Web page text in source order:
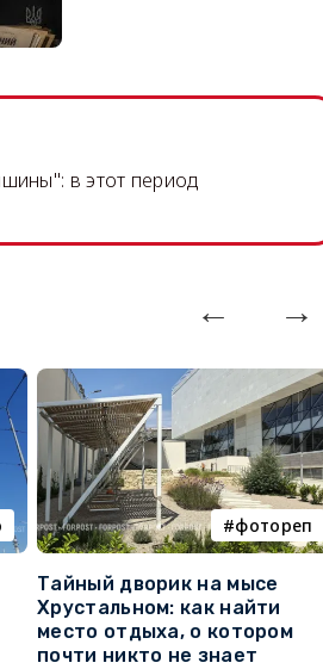
в этот период
фотореп
Тайный дворик на мысе
Хрустальном: как найти
место отдыха, о котором
почти никто не знает